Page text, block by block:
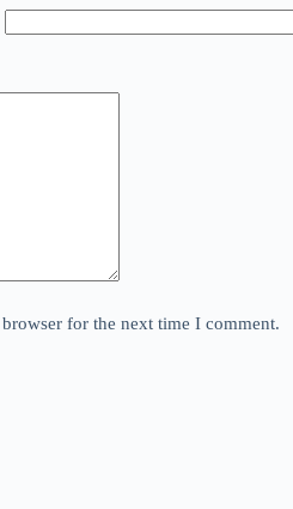
for the next time I comment.